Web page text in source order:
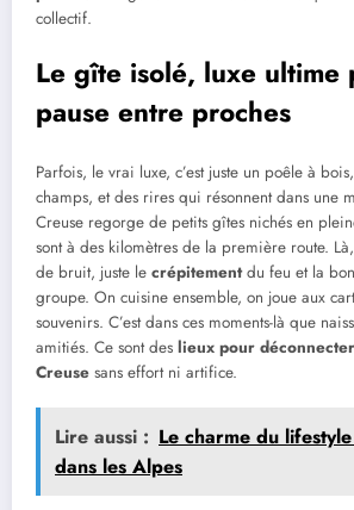
collectif.
Le gîte isolé, luxe ultime
pause entre proches
Parfois, le vrai luxe, c’est juste un poêle à
champs, et des rires qui résonnent dans une
Creuse regorge de petits gîtes nichés en
sont à des kilomètres de la première route.
de bruit, juste le crépitementdu feu et la
groupe. On cuisine ensemble, on joue aux
souvenirs. C’est dans ces moments-là que
amitiés. Ce sont des lieux pour
Creuse sans effort ni artifice.
Lire aussi : Le charme du
dans les Alpes